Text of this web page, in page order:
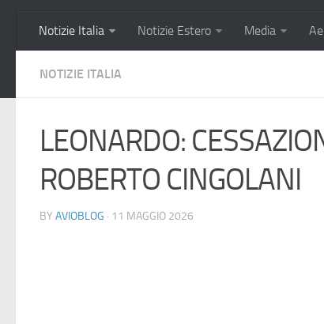
Notizie Italia Notizie Estero Media
NOTIZIE ITALIA
LEONARDO:
ROBERTO CINGOLANI
BY AVIOBLOG · 11 MAGGIO 2026